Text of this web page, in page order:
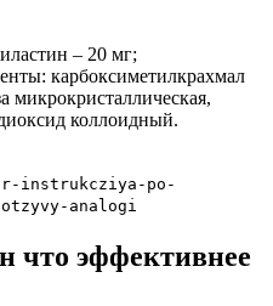
– 20 мг;
карбоксиметилкрахмал
микрокристаллическая,
коллоидный.
instrukcziya-po-
analogi
что эффективнее